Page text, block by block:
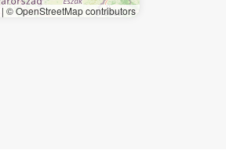
| © OpenStreetMap contributors